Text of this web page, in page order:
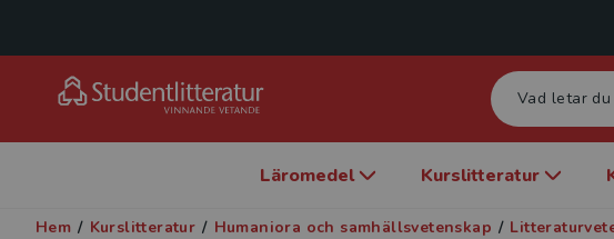
Läromedel Kurslitteratur
Hem / Kurslitteratur / Humaniora och samhällsvetenskap /